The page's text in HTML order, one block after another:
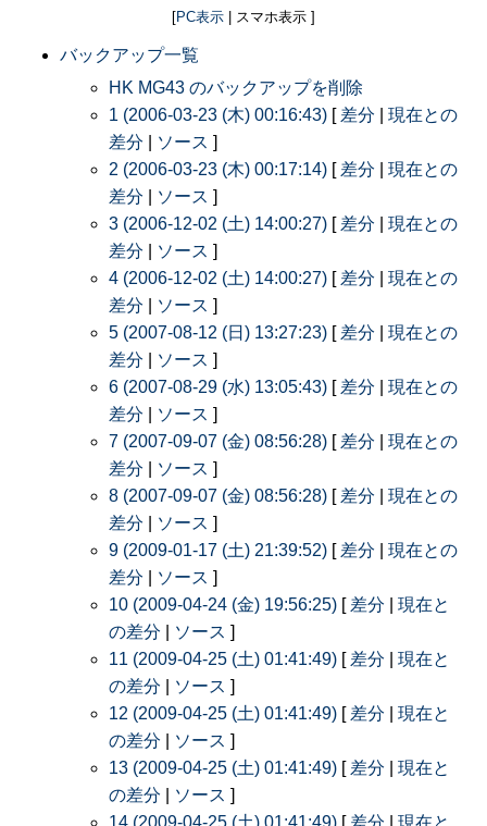
[PC表示 | スマホ表示 ]
バックアップ一覧
HK MG43 のバックアップを削除
1 (2006-03-23 (木) 00:16:43) [ 差分
現在との
差分
ソース ]
2 (2006-03-23 (木) 00:17:14) [ 差分
現在との
差分
ソース ]
3 (2006-12-02 (土) 14:00:27) [ 差分
現在との
差分
ソース ]
4 (2006-12-02 (土) 14:00:27) [ 差分
現在との
差分
ソース ]
5 (2007-08-12 (日) 13:27:23) [ 差分
現在との
差分
ソース ]
6 (2007-08-29 (水) 13:05:43) [ 差分
現在との
差分
ソース ]
7 (2007-09-07 (金) 08:56:28) [ 差分
現在との
差分
ソース ]
8 (2007-09-07 (金) 08:56:28) [ 差分
現在との
差分
ソース ]
9 (2009-01-17 (土) 21:39:52) [ 差分
現在との
差分
ソース ]
10 (2009-04-24 (金) 19:56:25) [ 差分
現在と
の差分
ソース ]
11 (2009-04-25 (土) 01:41:49) [ 差分
現在と
の差分
ソース ]
12 (2009-04-25 (土) 01:41:49) [ 差分
現在と
の差分
ソース ]
13 (2009-04-25 (土) 01:41:49) [ 差分
現在と
の差分
ソース ]
14 (2009-04-25 (土) 01:41:49) [ 差分
現在と